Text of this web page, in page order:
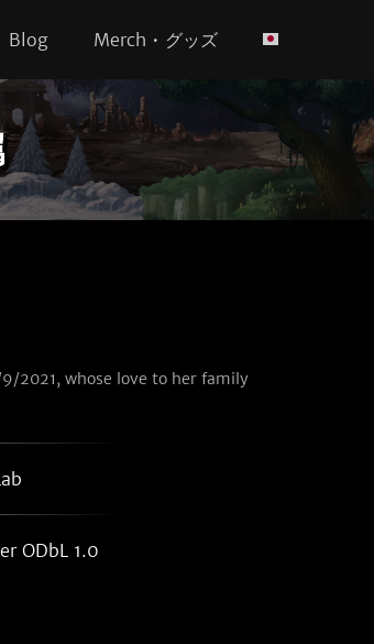
Blog Merch • グッズ
2021, whose love to her family
ODbL 1.0